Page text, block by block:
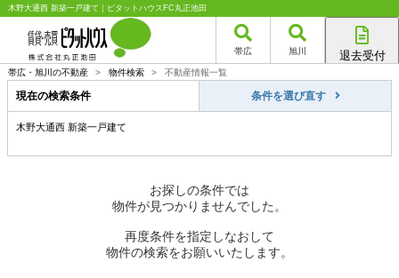
木野大通西 新築一戸建て｜ピタットハウスFC丸正池田
帯広 旭川 退去受付
旭川店
帯広・旭川の不動産 > 物件検索 > 不動産情報一覧
現在の検索条件 条件を選び直す
木野大通西 新築一戸建て
お探しの条件では
物件が見つかりませんでした。
再度条件を指定しなおして
物件の検索をお願いいたします。